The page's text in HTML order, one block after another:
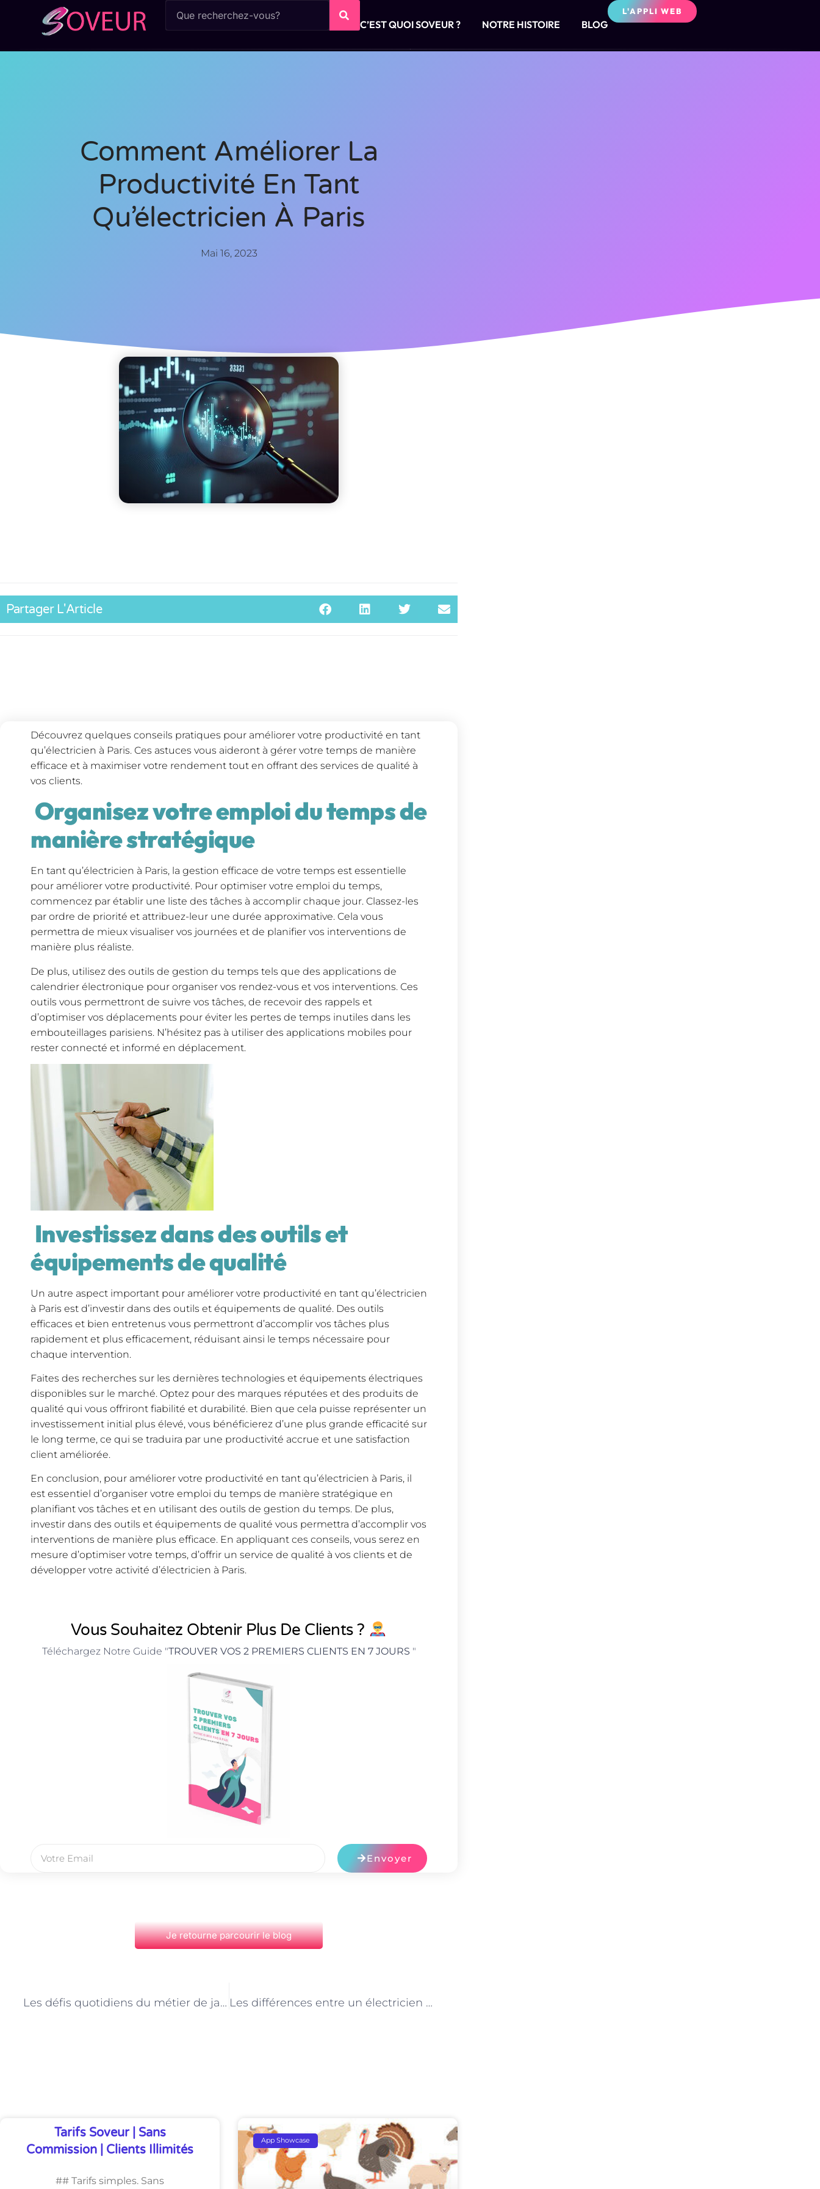
C’EST QUOI SOVEUR ? NOTRE HISTOIRE BLOG
L'APPLI WEB
Comment Améliorer La
Productivité En Tant
Qu’électricien À Paris
Mai 16, 2023
Partager L'Article
Découvrez quelques conseils pratiques pour améliorer votre productivité en tant
qu’électricien à Paris. Ces astuces vous aideront à gérer votre temps de manière
efficace et à maximiser votre rendement tout en offrant des services de qualité à
vos clients.
Organisez votre emploi du temps de
manière stratégique
En tant qu’électricien à Paris, la gestion efficace de votre temps est essentielle
pour améliorer votre productivité. Pour optimiser votre emploi du temps,
commencez par établir une liste des tâches à accomplir chaque jour. Classez-les
par ordre de priorité et attribuez-leur une durée approximative. Cela vous
permettra de mieux visualiser vos journées et de planifier vos interventions de
manière plus réaliste.
De plus, utilisez des outils de gestion du temps tels que des applications de
calendrier électronique pour organiser vos rendez-vous et vos interventions. Ces
outils vous permettront de suivre vos tâches, de recevoir des rappels et
d’optimiser vos déplacements pour éviter les pertes de temps inutiles dans les
embouteillages parisiens. N’hésitez pas à utiliser des applications mobiles pour
rester connecté et informé en déplacement.
Investissez dans des outils et
équipements de qualité
Un autre aspect important pour améliorer votre productivité en tant qu’électricien
à Paris est d’investir dans des outils et équipements de qualité. Des outils
efficaces et bien entretenus vous permettront d’accomplir vos tâches plus
rapidement et plus efficacement, réduisant ainsi le temps nécessaire pour
chaque intervention.
Faites des recherches sur les dernières technologies et équipements électriques
disponibles sur le marché. Optez pour des marques réputées et des produits de
qualité qui vous offriront fiabilité et durabilité. Bien que cela puisse représenter un
investissement initial plus élevé, vous bénéficierez d’une plus grande efficacité sur
le long terme, ce qui se traduira par une productivité accrue et une satisfaction
client améliorée.
En conclusion, pour améliorer votre productivité en tant qu’électricien à Paris, il
est essentiel d’organiser votre emploi du temps de manière stratégique en
planifiant vos tâches et en utilisant des outils de gestion du temps. De plus,
investir dans des outils et équipements de qualité vous permettra d’accomplir vos
interventions de manière plus efficace. En appliquant ces conseils, vous serez en
mesure d’optimiser votre temps, d’offrir un service de qualité à vos clients et de
développer votre activité d’électricien à Paris.
Vous Souhaitez Obtenir Plus De Clients ?
Téléchargez Notre Guide "TROUVER VOS 2 PREMIERS CLIENTS EN 7 JOURS "
Envoyer
Je retourne parcourir le blog
Les défis quotidiens du métier de jardinier à Paris Les différences entre un électricien et un technicien en électricité à Paris
Tarifs Soveur | Sans
Commission | Clients Illimités
## Tarifs simples. Sans
App Showcase